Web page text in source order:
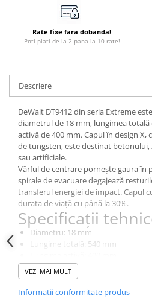
Aparate de aer conditionat
Ventiloconvectoare si sisteme VRF
Rooftop-uri pentru racire si
incalzire
Dulapuri pentru climatizare
Unitati motocondensante
Sisteme evaporative de climatizare
Ventilatoare pentru baie
Ventilatoare pentru tubulatura
Filtrare si odorizare aer
Recuperatoare de caldura
Accesorii echipamente de
Instalatii de apa si canalizare
Alimentare cu apa
Rate fixe fara dobanda!
Poti plati de la 2 pana la 10 rate!
Descriere
DeWalt DT9412 din seria Extreme
diametrul de 18 mm, lungimea totală
activă de 400 mm. Capul în design
de tungsten, este destinat
sau artificiale.
Vârful de centrare pornește gaura în
spirale de evacuare degajează
transferul energiei de impact. Capul
durata de viață cu până la 30%.
Specificații
Diametru: 18 mm
Lungime totală: 540 mm
Sistem de prindere: SDS-Max
Cap: design X, 4 tăișuri din
Serie: Extreme
VEZI MAI MULT
Informatii conformitate produs